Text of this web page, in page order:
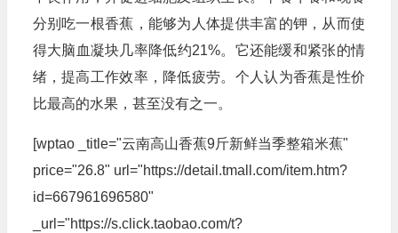
分别吃一根香蕉，能够为人体提供丰富的钾，从而使
得大脑血凝块几率降低约21%。它还能缓和紧张的情
绪，提高工作效率，降低疲劳。个人认为香蕉是性价
比最高的水果，甚至没有之一。
[wptao _title="云南高山香蕉9斤新鲜当季整箱米蕉"
price="26.8" url="https://detail.tmall.com/item.htm?
id=667961696580"
_url="https://s.click.taobao.com/t?